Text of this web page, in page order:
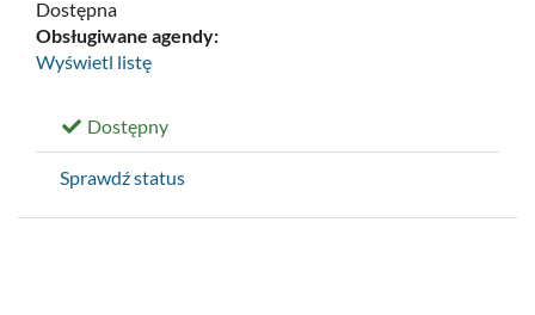
Dostępna
Obsługiwane agendy:
Wyświetl listę
Dostępny
Sprawdź status